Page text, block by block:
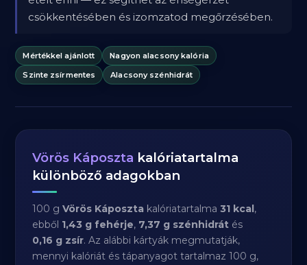
csökkentésében és izomzatod megőrzésében.
Mértékkel ajánlott
Nagyon alacsony kalória
Szinte zsírmentes
Alacsony szénhidrát
Vörös Káposzta kalóriatartalma
különböző adagokban
100 gVörös Káposzta kalóriatartalma31 kcal,
ebből 1,43 g fehérje, 7,37 g szénhidrát és
0,16 g zsír. Az alábbi kártyák megmutatják,
mennyi kalóriát és tápanyagot tartalmaz 100 g,